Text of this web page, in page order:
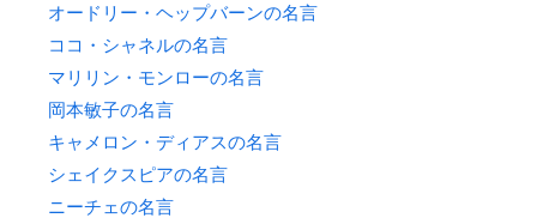
オードリー・ヘップバーンの名言
ココ・シャネルの名言
マリリン・モンローの名言
岡本敏子の名言
キャメロン・ディアスの名言
シェイクスピアの名言
ニーチェの名言